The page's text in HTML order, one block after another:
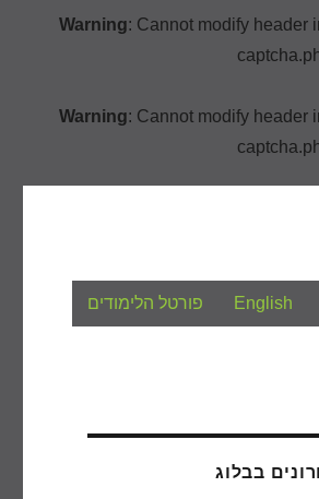
Warning: Cannot modify header
Warning: Cannot modify header
English פורטל הלימודים
בבלוג